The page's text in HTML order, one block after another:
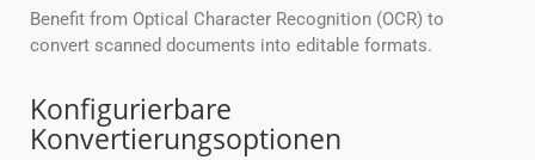
Benefit from Optical Character Recognition (OCR) to
convert scanned documents into editable formats.
Konfigurierbare
Konvertierungsoptionen